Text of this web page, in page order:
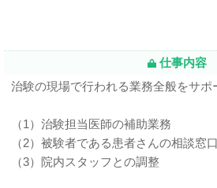
仕事内容
治験の現場で行われる業務全般をサポ
（1）治験担当医師の補助業務
（2）被験者である患者さんの相談窓口
（3）院内スタッフとの調整